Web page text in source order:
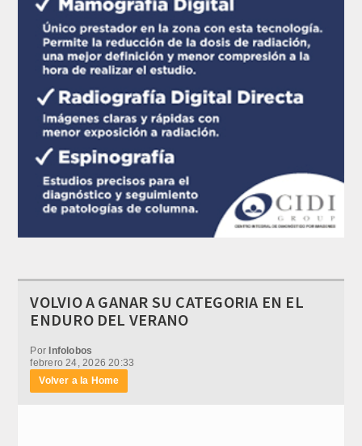
VOLVIO A GANAR SU CATEGORIA EN EL
ENDURO DEL VERANO
PorInfolobos
febrero 24, 2026 20:33
Volver a la Home